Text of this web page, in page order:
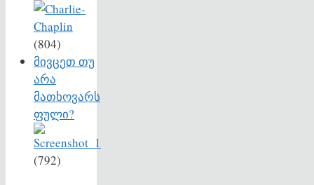
(804)
მივცეთ თუ
არა
მათხოვარს
ფული?
(792)